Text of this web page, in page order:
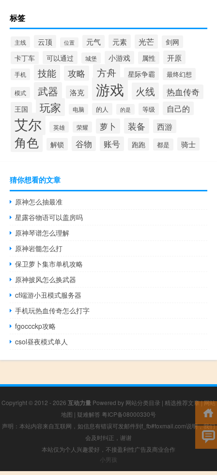
标签
主线 云顶 位置 元气 元素 光芒
剑网
卡丁车
可以通过 城堡 小游戏 属性 开原
手机 技能 攻略 方舟 星际争霸 最终幻想
模式 武器 洛克 游戏 火线 热血传奇
王国 玩家 电脑 的人 的是 等级 自己的
艾尔 英雄 荣耀 萝卜 装备 西游
角色 解锁 谷物 账号 跑跑 都是 骑士
猜你想看的文章
原神怎么抽最准
星露谷物语可以盖房吗
原神琴谱怎么理解
原神岩髓怎么打
保卫萝卜集市单机攻略
原神披风怎么换武器
cf端游小丑模式服务器
手机玩热血传奇怎么打字
fgoccckp攻略
csol昼夜模式单人
Copyright © 2012 - 2026 互动力量 Powered by 网站分类目录 | 精选推荐文章|网站
地图 | 疑难解答 粤ICP备08000330号
声明：本站内容来自互联网，如信息有错误可发邮件到f_fb#foxmail.com说明，我们
会及时纠正，谢谢
本站仅为个人兴趣爱好，不接盈利性广告及商业合作
小男孩